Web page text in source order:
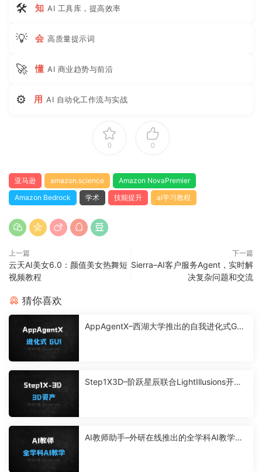
🛠 知 AI 工具库，提高效率
💡 会 高质量提示词
🚀 懂 AI 商业趋势与前沿
⚙ 用 AI 自动化工作流与实战
0 0
亚马逊 amazon.science
Amazon NovaPremier
Amazon Bedrock
学术 技能提升 ai学习教程
上一篇
云天AI美女6.0：颜值美女热舞短
视频教程
下一篇
Sierra–AI客户服务Agent，实时解
决复杂问题和交流
猜你喜欢
AppAgentX–西湖大学推出的自我进化式GUI
Step1X3D–阶跃星辰联合LightIllusions开源
AI教师助手–外研在线推出的全学科AI教学工